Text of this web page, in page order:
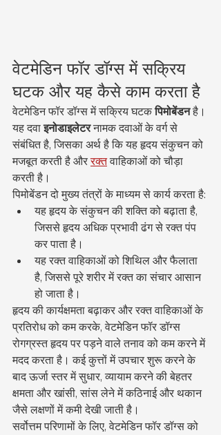
वेटमेडिन फॉर डॉग्स में सक्रिय
घटक और यह कैसे काम करता है
वेटमेडिन फॉर डॉग्स में सक्रिय घटक पिमोबेंडन है।
यह दवा इनोडाइलेटर नामक दवाओं के वर्ग से
संबंधित है, जिसका अर्थ है कि यह हृदय संकुचन को
मजबूत करती है और रक्त वाहिकाओं को चौड़ा
करती है।
पिमोबेंडन दो मुख्य तंत्रों के माध्यम से कार्य करता है:
यह हृदय के संकुचन की शक्ति को बढ़ाता है,
जिससे हृदय अधिक प्रभावी ढंग से रक्त पंप
कर पाता है।
यह रक्त वाहिकाओं को शिथिल और फैलाता
है, जिससे पूरे शरीर में रक्त का संचार आसान
हो जाता है।
हृदय की कार्यक्षमता बढ़ाकर और रक्त वाहिकाओं के
प्रतिरोध को कम करके, वेटमेडिन फॉर डॉग्स
रोगग्रस्त हृदय पर पड़ने वाले तनाव को कम करने में
मदद करता है। कई कुत्तों में उपचार शुरू करने के
बाद ऊर्जा स्तर में सुधार, व्यायाम करने की बेहतर
क्षमता और खांसी, सांस लेने में कठिनाई और थकान
जैसे लक्षणों में कमी देखी जाती है।
सर्वोत्तम परिणामों के लिए, वेटमेडिन फॉर डॉग्स को